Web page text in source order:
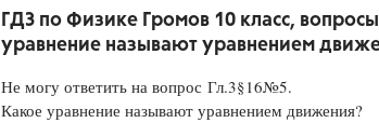
ГДЗ по Физике Громов 10 класс,
уравнение называют уравнением
Не могу ответить на вопрос Гл.3§16№5.
Какое уравнение называют уравнением движения?